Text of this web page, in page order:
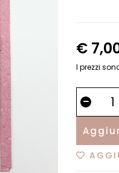
€
I prezzi